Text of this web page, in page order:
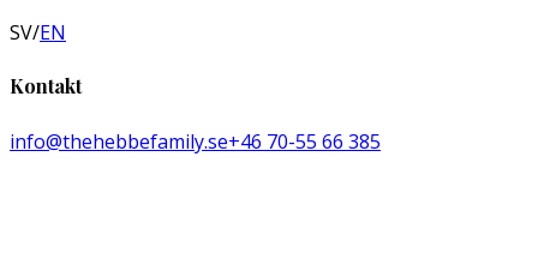
SV/EN
Kontakt
info@thehebbefamily.se+46 70-55 66 385